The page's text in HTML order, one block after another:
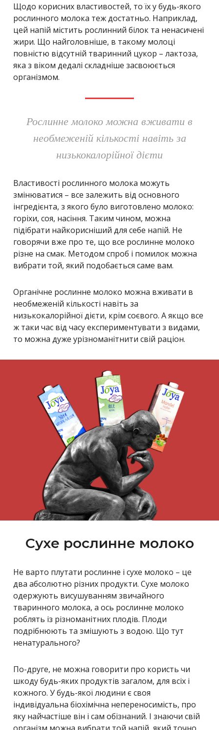
Щодо корисних властивостей, то їх у будь-якого
рослинного молока теж достатньо. Наприклад,
цей напій містить рослинний білок та ненасичені
жири. Що найголовніше, в такому молоці
повністю відсутній тваринний цукор – лактоза,
яка з віком дедалі складніше засвоюється
організмом.
Рослинне молоко можна вживати в
необмеженій кількості навіть за
низькокалорійної дієти
Властивості рослинного молока можуть
змінюватися – все залежить від основного
інгредієнта, з якого було виготовлено молоко:
горіхи, соя, насіння. Таким чином, можна
підібрати найкорисніший для себе напій. Не
говорячи вже про те, що все рослинне молоко
різне на смак. Методом спроб і помилок можна
вибрати той, який подобається саме вам.
Органічне рослинне молоко можна вживати в
необмеженій кількості навіть за
низькокалорійної дієти, крім соєвого. А якщо все
ж таки час від часу експериментувати з видами,
то можна дуже урізноманітнити свій раціон.
Сухе рослинне молоко
Не варто плутати рослинне і сухе молоко – це
два абсолютно різних продукти. Сухе молоко
одержують висушуванням звичайного
тваринного молока, а ось рослинне молоко
роблять із різноманітних плодів. Плоди
подрібнюють та змішують з водою. Що тут
ненатурального?
По-друге, не можна говорити про користь чи
шкоду будь-яких продуктів загалом, для всіх і
кожного. У будь-якої людини є своя
індивідуальна біохімічна непереносимість, про
яку найчастіше він і сам обізнаний. І знаючи свій